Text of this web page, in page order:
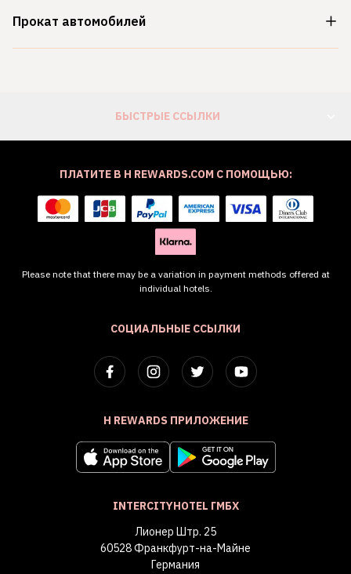
Прокат автомобилей
БЫСТРЫЕ ССЫЛКИ
СОЦИАЛЬНЫЕ ССЫЛКИ
H REWARDS ПРИЛОЖЕНИЕ
INTERCITYHOTEL ГМБХ
Лионер Штр. 25
60528 Франкфурт-на-Майне
Германия
ПЛАТИТЕ В H REWARDS.COM С ПОМОЩЬЮ:
Please note that there may be a variation in payment methods offered at
individual hotels.